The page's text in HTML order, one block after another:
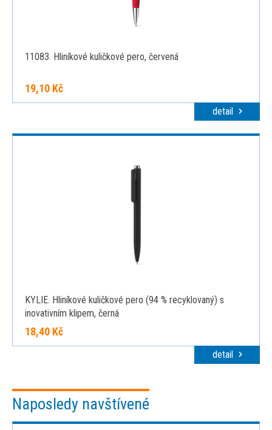
11083. Hliníkové kuličkové pero, červená
19,10 Kč
detail
KYLIE. Hliníkové kuličkové pero (94 % recyklovaný) s
inovativním klipem, černá
18,40 Kč
detail
Naposledy navštívené